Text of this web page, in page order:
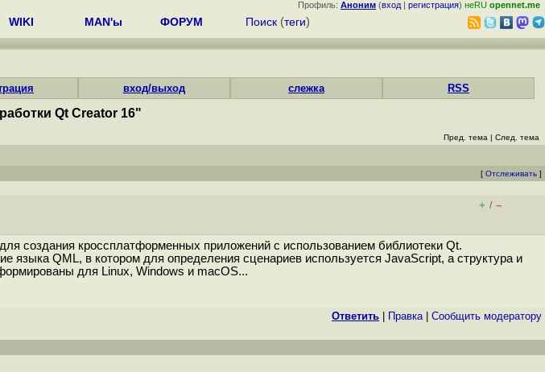
Профиль: Аноним (вход | регистрация) неRU opennet.me
WIKI MAN'ы ФОРУМ Поиск (теги)
вход/выход слежка RSS
Qt Creator 16"
Пред. тема | След. тема
[ Отслеживать ]
+ / –
создания кроссплатформенных приложений с использованием библиотеки Qt.
языка QML, в котором для определения сценариев используется JavaScript, а структура и
для Linux, Windows и maсOS...
Ответить Правка| Cообщить модератору